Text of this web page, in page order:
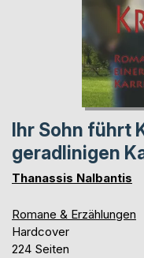
Ihr Sohn führt
geradlinigen
Thanassis Nalbantis
Romane & Erzählungen
Hardcover
224 Seiten